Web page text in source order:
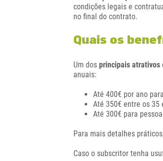
condições legais e
no final do contrato.
Quais os
Um dosprincipais atrativos
anuais:
Até 400€ por ano
Até 350€ entre os 35
Até 300€ para
Para mais detalhes
Caso o subscritor tenha